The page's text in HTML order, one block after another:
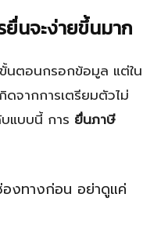
นจะง่ายขึ้นมาก
นตอนกรอกข้อมูล แต่ใน
จากการเตรียมตัวไม่
แบบนี้ การ ยื่นภาษี
งทางก่อน อย่าดูแค่